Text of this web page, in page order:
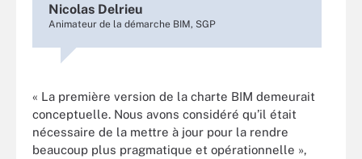
Nicolas Delrieu
Animateur de la démarche BIM, SGP
« La première version de la charte BIM demeurait
conceptuelle. Nous avons considéré qu’il était
nécessaire de la mettre à jour pour la rendre
beaucoup plus pragmatique et opérationnelle »,